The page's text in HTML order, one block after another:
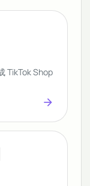
TikTok Shop
arrow_forward